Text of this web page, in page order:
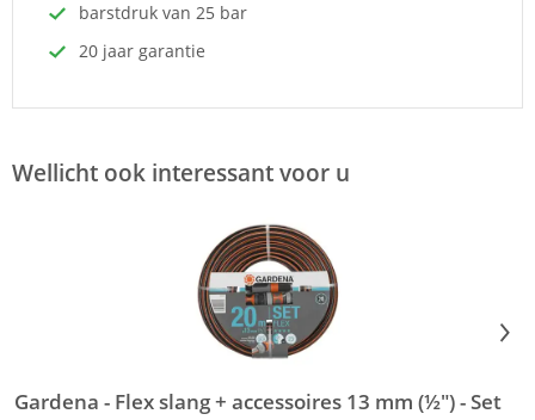
barstdruk van 25 bar
20 jaar garantie
Wellicht ook interessant voor u
Gardena - Flex slang + accessoires 13 mm (½") - Set